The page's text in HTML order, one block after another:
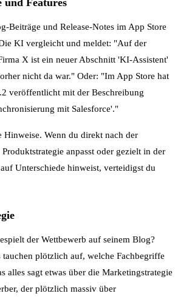
Beiträge und Release-Notes im App Store
KI vergleicht und meldet: "Auf der
X ist ein neuer Abschnitt 'KI-Assistent'
nicht da war." Oder: "Im App Store hat
veröffentlicht mit der Beschreibung
mit Salesforce'."
Hinweise. Wenn du direkt nach der
anpasst oder gezielt in der
Unterschiede hinweist, verteidigst du
der Wettbewerb auf seinem Blog?
plötzlich auf, welche Fachbegriffe
alles sagt etwas über die Marketingstrategie
der plötzlich massiv über